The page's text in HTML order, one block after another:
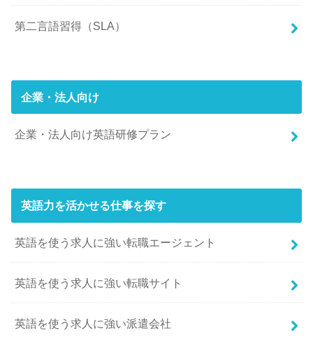
第二言語習得（SLA）
企業・法人向け
企業・法人向け英語研修プラン
英語力を活かせる仕事を探す
英語を使う求人に強い転職エージェント
英語を使う求人に強い転職サイト
英語を使う求人に強い派遣会社